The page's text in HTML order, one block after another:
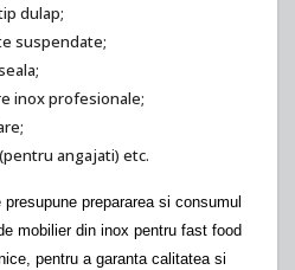
dulap;
suspendate;
inox profesionale;
angajati) etc.
prepararea si consumul
mobilier din inox pentru fast food
pentru a garanta calitatea si